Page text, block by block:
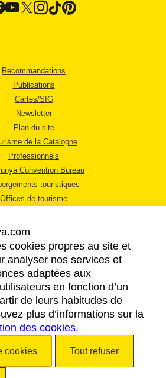
Recommandations
Publications
Cartes/SIG
Newsletter
Plan du site
de la Catalogne
Professionnels
Convention Bureau
touristiques
Offices de tourisme
MENTIONS LÉGALES
DE CONFIDENTIALITÉ
COOKIES
ACCESSIBILITÉ
cookies propres au site et
analyser nos services et
adaptées aux
en fonction d’un
de leurs habitudes de
plus d’informations sur la
des cookies.
cookies Tout refuser